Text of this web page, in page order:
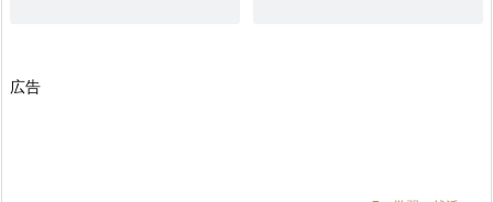
広告